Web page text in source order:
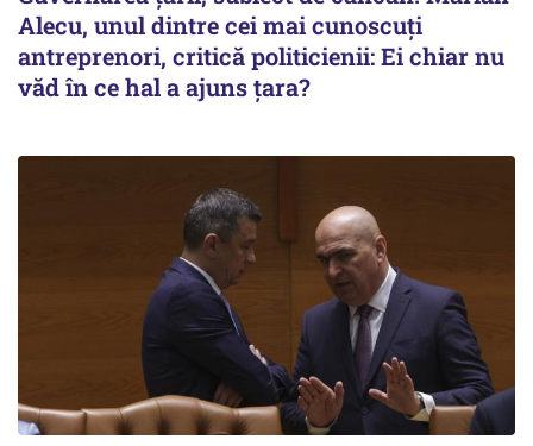
Alecu, unul dintre cei mai cunoscuţi
antreprenori, critică politicienii: Ei chiar nu
văd în ce hal a ajuns ţara?